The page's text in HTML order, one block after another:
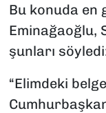
Bu konuda en
Eminağaoğlu,
şunları
“Elimdeki
YAŞAM
YEREL